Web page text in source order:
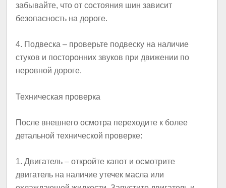
забывайте, что от состояния шин зависит
безопасность на дороге.
4. Подвеска – проверьте подвеску на наличие
стуков и посторонних звуков при движении по
неровной дороге.
Техническая проверка
После внешнего осмотра переходите к более
детальной технической проверке:
1.Двигатель – откройте капот и осмотрите
двигатель на наличие утечек масла или